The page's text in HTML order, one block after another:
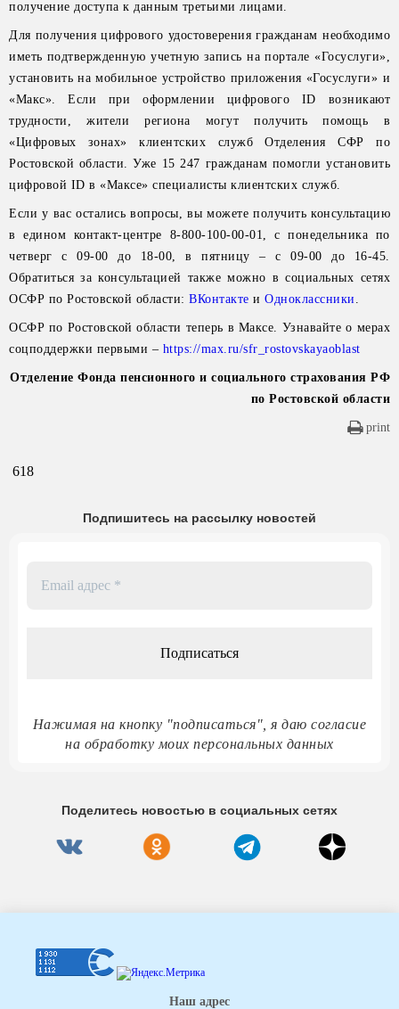
получение доступа к данным третьими лицами.
Для получения цифрового удостоверения гражданам необходимо
иметь подтвержденную учетную запись на портале «Госуслуги»,
установить на мобильное устройство приложения «Госуслуги» и
«Макс». Если при оформлении цифрового ID возникают
трудности, жители региона могут получить помощь в
«Цифровых зонах» клиентских служб Отделения СФР по
Ростовской области. Уже 15 247 гражданам помогли установить
цифровой ID в «Максе» специалисты клиентских служб.
Если у вас остались вопросы, вы можете получить консультацию
в едином контакт-центре 8-800-100-00-01, с понедельника по
четверг с 09-00 до 18-00, в пятницу – с 09-00 до 16-45.
Обратиться за консультацией также можно в социальных сетях
ОСФР по Ростовской области: ВКонтакте и Одноклассники .
ОСФР по Ростовской области теперь в Максе. Узнавайте о мерах
соцподдержки первыми – https://max.ru/sfr_rostovskayaoblast
Отделение Фонда пенсионного и социального страхования РФ
по Ростовской области
print
618
Подпишитесь на рассылку новостей
Нажимая на кнопку "подписаться", я даю согласие
на обработку моих персональных данных
Поделитесь новостью в социальных сетях
Наш адрес